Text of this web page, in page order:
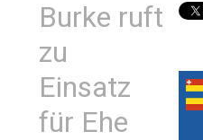
Burke ruft
zu
Einsatz
für Ehe